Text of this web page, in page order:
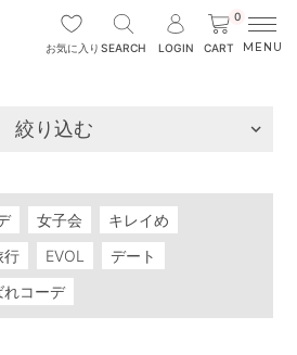
お気に入り SEARCH LOGIN
0
CART
絞り込む
女子会
キレイめ
行 EVOL
デート
れコーデ